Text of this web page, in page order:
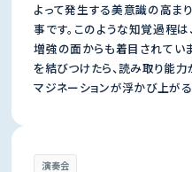
よって発生する美意識の高ま
事です。このような知覚過程
増強の面からも着目されてい
を結びつけたら、読み取り能
マジネーションが浮かび上がる
演奏会